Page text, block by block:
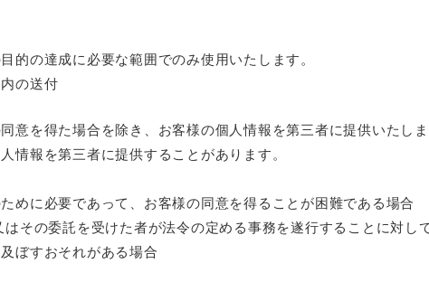
的の達成に必要な範囲でのみ使用いたします。
の送付
意を得た場合を除き、お客様の個人情報を第三者に提供いたし
情報を第三者に提供することがあります。
めに必要であって、お客様の同意を得ることが困難である場合
はその委託を受けた者が法令の定める事務を遂行することに対
ぼすおそれがある場合